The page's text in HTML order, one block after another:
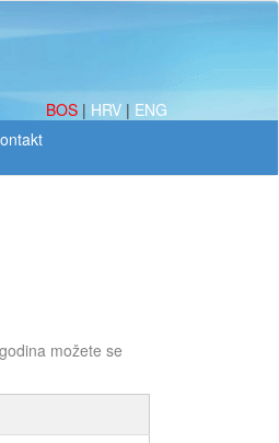
BOS | HRV | ENG
možete se